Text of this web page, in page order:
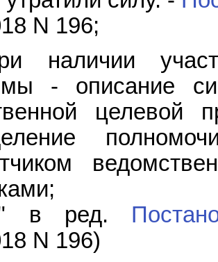
N 196;
наличии
- описание
целевой
в ред.
N 196)